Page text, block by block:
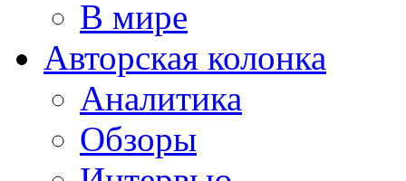
В мире
Авторская колонка
Аналитика
Обзоры